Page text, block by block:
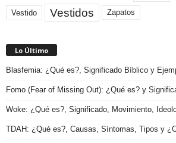
Vestido Vestidos Zapatos
Lo Último
Blasfemia: ¿Qué es?, Significado Bíblico y
Fomo (Fear of Missing Out): ¿Qué es? y
Woke: ¿Qué es?, Significado, Movimiento,
TDAH: ¿Qué es?, Causas, Síntomas, Tipos y